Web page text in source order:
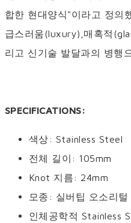
합한 현대양식"이라고 정의
급스러움(luxury),매혹적
리고 신기술 발달과의 병행
SPECIFICATIONS:
색상: Stainless Steel
전체 길이: 105mm
Knot 지름: 24mm
모종: 실버팁 오소리
인체공학적 Stainless